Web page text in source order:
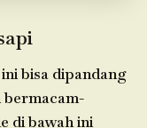
bisa dipandang
di bawah ini